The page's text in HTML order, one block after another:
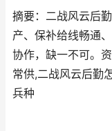
摘要：二战风云后
产、保补给线畅通
协作，缺一不可。
常供,二战风云后勤
兵种